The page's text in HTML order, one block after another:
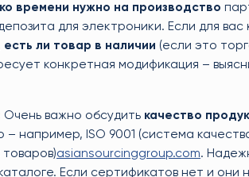
времени нужно на производство
для электроники. Если для вас
есть ли товар в наличии (если это
конкретная модификация –
Очень важно обсудить качество
– например, ISO 9001 (система
asiansourcinggroup.com.
Если сертификатов нет и